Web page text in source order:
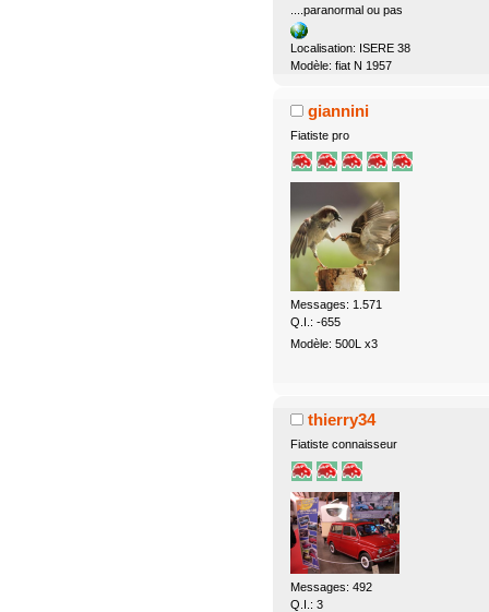
....paranormal ou pas
Localisation: ISERE 38
Modèle: fiat N 1957
giannini
Fiatiste pro
Messages: 1.571
Q.I.: -655
Modèle: 500L x3
thierry34
Fiatiste connaisseur
Messages: 492
Q.I.: 3